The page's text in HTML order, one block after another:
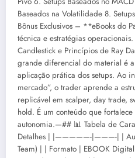
Baseados na Volatilidade 8.
Bônus Exclusivos – **eBooks do
técnica e estratégias
Candlestick e Princípios de Ray
grande diferencial do material é
aplicação prática dos setups. Ao
mercado”, o trader aprende a
replicável em scalper, day trade,
hold. É um conteúdo que
autonomia.—## 📊 Tabela de
Detalhes | |—————-|———-| |
Team) | | Formato | EBOOK